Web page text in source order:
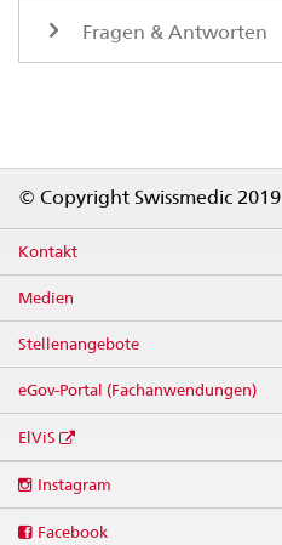
Fragen & Antworten
© Copyright Swissmedic 2019
Kontakt
Medien
Stellenangebote
eGov-Portal (Fachanwendungen)
ElViS
media
Instagram
Facebook